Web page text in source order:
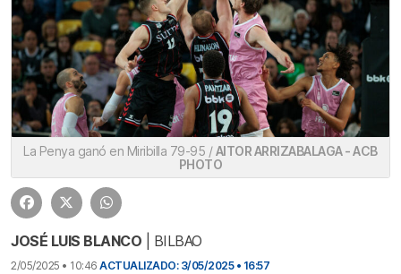
La Penya ganó en Miribilla 79-95 /AITOR ARRIZABALAGA - ACB
PHOTO
JOSÉ LUIS BLANCO | BILBAO
2/05/2025 • 10:46 ACTUALIZADO: 3/05/2025 • 16:57